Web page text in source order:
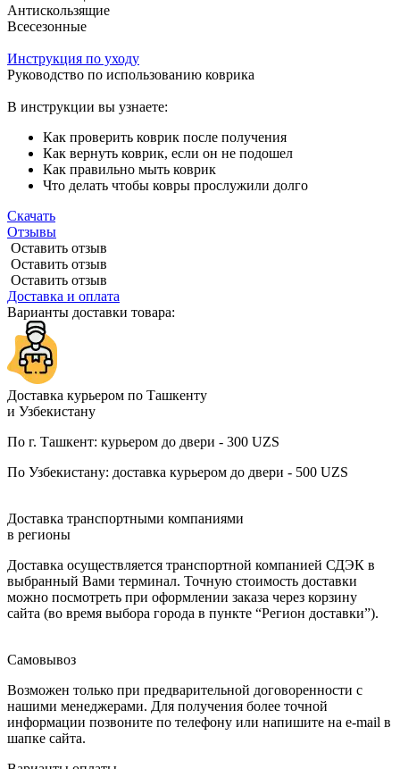
Антискользящие
Всесезонные
Инструкция по уходу
Руководство по использованию коврика
В инструкции вы узнаете:
Как проверить коврик после получения
Как вернуть коврик, если он не подошел
Как правильно мыть коврик
Что делать чтобы ковры прослужили долго
Скачать
Отзывы
Оставить отзыв
Оставить отзыв
Оставить отзыв
Доставка и оплата
Варианты доставки товара:
Доставка курьером по Ташкенту
и Узбекистану
По г. Ташкент: курьером до двери - 300 UZS
По Узбекистану: доставка курьером до двери - 500 UZS
Доставка транспортными компаниями
в регионы
Доставка осуществляется транспортной компанией СДЭК в
выбранный Вами терминал. Точную стоимость доставки
можно посмотреть при оформлении заказа через корзину
сайта (во время выбора города в пункте “Регион доставки”).
Самовывоз
Возможен только при предварительной договоренности с
нашими менеджерами. Для получения более точной
информации позвоните по телефону или напишите на e-mail в
шапке сайта.